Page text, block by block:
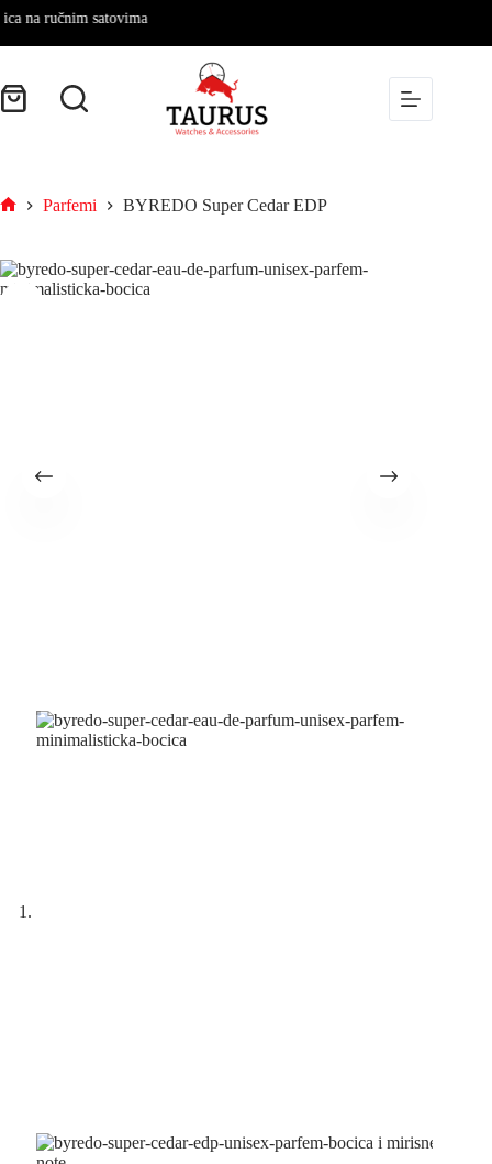
ručnim satovima
Parfemi BYREDO Super Cedar EDP